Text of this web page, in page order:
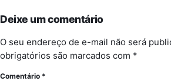
Deixe um comentário
O seu endereço de e-mail não será
obrigatórios são marcados com *
Comentário *